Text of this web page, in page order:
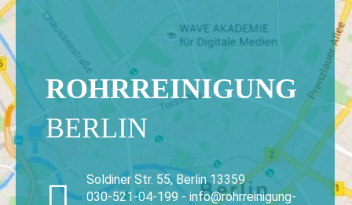
ROHRREINIGUNG
BERLIN
Soldiner Str. 55, Berlin 13359
030-521-04-199 - info@rohrreinigung-